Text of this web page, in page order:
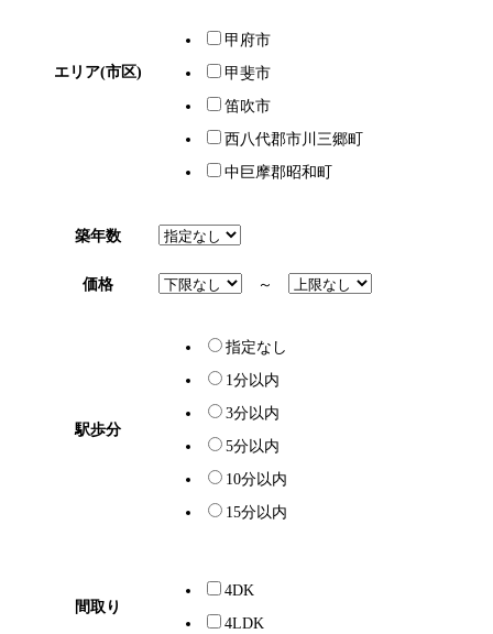
エリア(市区)
甲府市
甲斐市
笛吹市
西八代郡市川三郷町
中巨摩郡昭和町
築年数
価格 ～
駅歩分
指定なし
1分以内
3分以内
5分以内
10分以内
15分以内
間取り
4DK
4LDK